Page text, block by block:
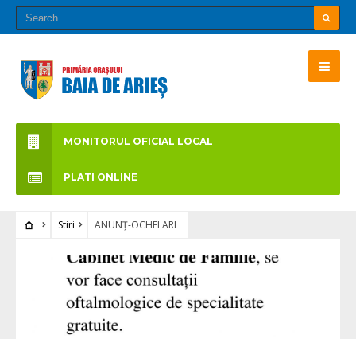
MONITORUL OFICIAL LOCAL
PLATI ONLINE
Stiri ANUNȚ-OCHELARI